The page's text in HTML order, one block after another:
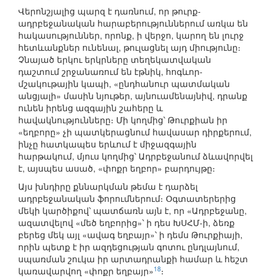
Վերոնշյալից պարզ է դառնում, որ թուրք-
ադրբեջանական հարաբերություններում առկա են
հակասություններ, որոնք, ի վերջո, կարող են լուրջ
հետևանքներ ունենալ, թուլացնել այդ միությունը։
Չնայած երկու երկրները տեղեկատվական
դաշտում շրջանառում են էթնիկ, հոգևոր-
մշակութային կապի, «ընդհանուր պատմական
անցյալի» մասին նյութեր, այնուամենայնիվ, դրանք
ունեն իրենց ազգային շահերը և
հավակնությունները։ Մի կողմից՝ Թուրքիան իր
«եղբորը» չի պատկերացնում հավասար դիրքերում,
ինչը հատկապես երևում է միջազգային
հարթակում, մյուս կողմից՝ Ադրբեջանում ձևավորվել
է, այսպես ասած, «փոքր եղբոր» բարդույթը։
Այս խնդիրը քննարկման թեմա է դարձել
ադրբեջանական ֆորումներում։ Օգտատերերից
մեկի կարծիքով՝ պատճառն այն է, որ «Ադրբեջանը,
ազատվելով «մեծ եղբորից»՝ ի դես ԽՍՀՄ-ի, ձեռք
բերեց մեկ այլ «ավագ եղբայր»՝ ի դեմս Թուրքիայի,
որին պետք է իր ազդեցության գոտու ընդլայնում,
սպառման շուկա իր արտադրանքի համար և հեշտ
կառավարվող «փոքր եղբայր»18։